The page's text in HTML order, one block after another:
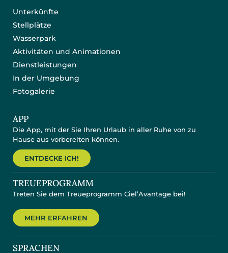
Unterkünfte
Stellplätze
Wasserpark
Aktivitäten und Animationen
Dienstleistungen
In der Umgebung
Fotogalerie
APP
Die App, mit der Sie Ihren Urlaub in aller Ruhe von zu
Hause aus vorbereiten können.
ENTDECKE ICH!
TREUEPROGRAMM
Treten Sie dem Treueprogramm Ciel’Avantage bei!
MEHR ERFAHREN
SPRACHEN